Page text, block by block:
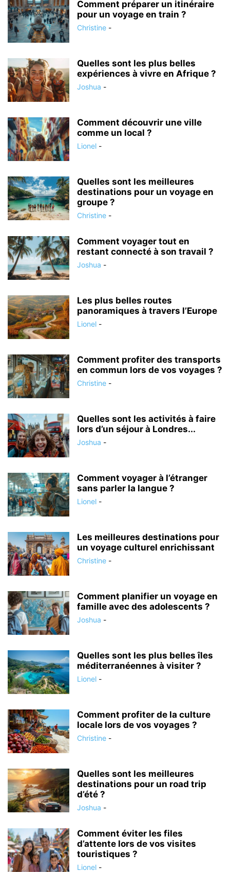
Comment préparer un itinéraire
pour un voyage en train ?
Christine -
Quelles sont les plus belles
expériences à vivre en Afrique ?
Joshua -
Comment découvrir une ville
comme un local ?
Lionel -
Quelles sont les meilleures
destinations pour un voyage en
groupe ?
Christine -
Comment voyager tout en
restant connecté à son travail ?
Joshua -
Les plus belles routes
panoramiques à travers l’Europe
Lionel -
Comment profiter des transports
en commun lors de vos voyages ?
Christine -
Quelles sont les activités à faire
lors d’un séjour à Londres...
Joshua -
Comment voyager à l’étranger
sans parler la langue ?
Lionel -
Les meilleures destinations pour
un voyage culturel enrichissant
Christine -
Comment planifier un voyage en
famille avec des adolescents ?
Joshua -
Quelles sont les plus belles îles
méditerranéennes à visiter ?
Lionel -
Comment profiter de la culture
locale lors de vos voyages ?
Christine -
Quelles sont les meilleures
destinations pour un road trip
d’été ?
Joshua -
Comment éviter les files
d’attente lors de vos visites
touristiques ?
Lionel -